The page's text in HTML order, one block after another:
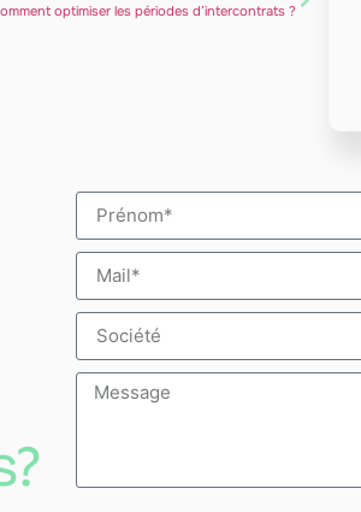
optimiser les périodes d’intercontrats ?